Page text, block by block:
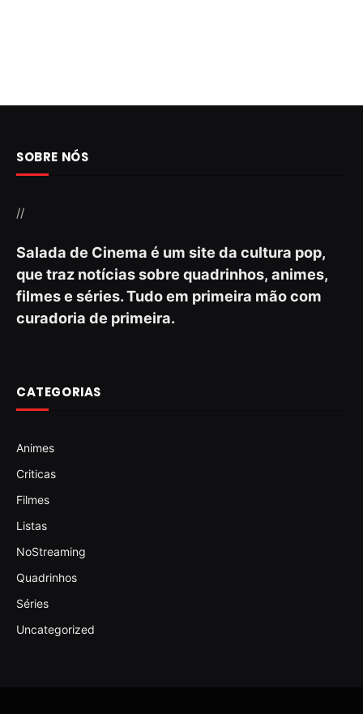
SOBRE NÓS
//
Salada de Cinema é um site da cultura pop,
que traz notícias sobre quadrinhos, animes,
filmes e séries. Tudo em primeira mão com
curadoria de primeira.
CATEGORIAS
Animes
Criticas
Filmes
Listas
NoStreaming
Quadrinhos
Séries
Uncategorized